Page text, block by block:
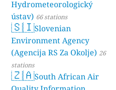
Hydrometeorologický
ústav) 66 stations
🇸🇮Slovenian
Environment Agency
(Agencija RS Za Okolje) 26
stations
🇿🇦South African Air